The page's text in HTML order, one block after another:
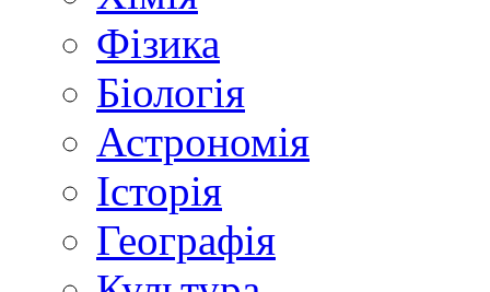
Фізика
Біологія
Астрономія
Історія
Географія